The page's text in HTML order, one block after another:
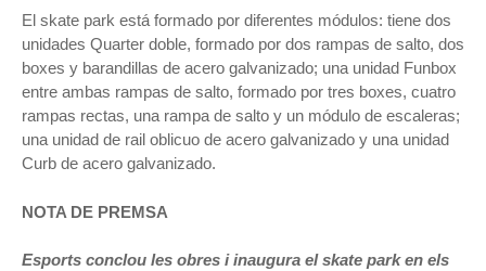
El skate park está formado por diferentes módulos: tiene dos
unidades Quarter doble, formado por dos rampas de salto, dos
boxes y barandillas de acero galvanizado; una unidad Funbox
entre ambas rampas de salto, formado por tres boxes, cuatro
rampas rectas, una rampa de salto y un módulo de escaleras;
una unidad de rail oblicuo de acero galvanizado y una unidad
Curb de acero galvanizado.
NOTA DE PREMSA
Esports conclou les obres i inaugura el skate park en els